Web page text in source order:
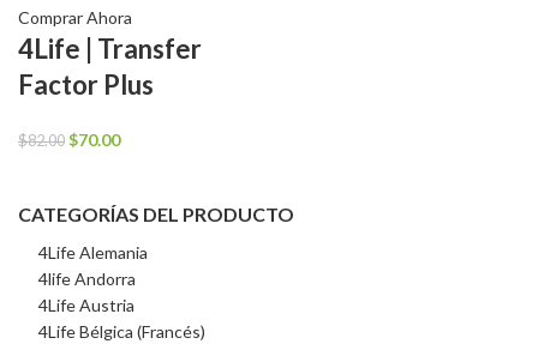
CATEGORÍAS DEL PRODUCTO
4Life Alemania
4life Andorra
4Life Austria
4Life Bélgica (Francés)
Comprar Ahora
4Life | Transfer
Factor Plus
$82.00 El
era:
$82.00.
$70.00El
es:
$70.00.